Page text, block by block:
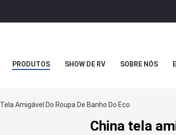
PRODUTOS SHOW DE RV SOBRE NÓS
Tela Amigável Do Roupa De Banho Do Eco
China tela